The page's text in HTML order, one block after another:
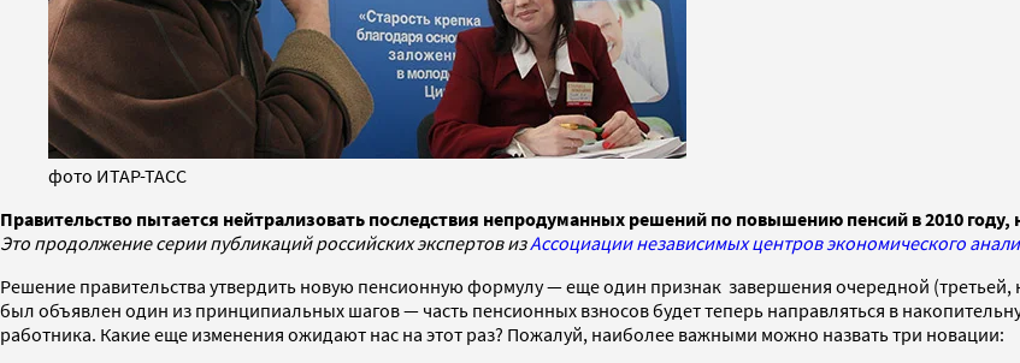
фото ИТАР-ТАСС
Правительство пытается нейтрализовать последствия непродуманных решений по повышению пенсий в 2010
Это продолжение серии публикаций российских экспертов изАссоциации независимых центров экономического
Решение правительства утвердить новую пенсионную формулу — еще один признак завершения очередной
был объявлен один из принципиальных шагов — часть пенсионных взносов будет теперь направляться в
работника. Какие еще изменения ожидают нас на этот раз? Пожалуй, наиболее важными можно назвать три новации: